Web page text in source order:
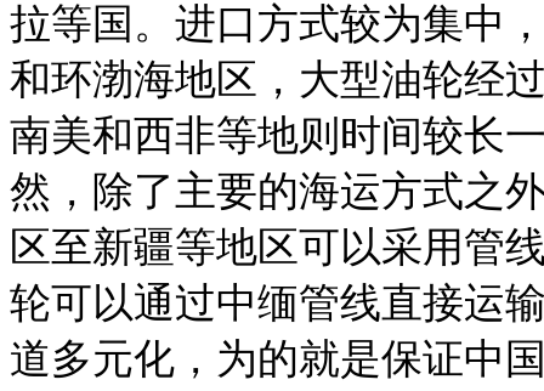
拉等国。进口方式较为集中
和环渤海地区，大型油轮经
南美和西非等地则时间较长
然，除了主要的海运方式之
区至新疆等地区可以采用管
轮可以通过中缅管线直接运
道多元化，为的就是保证中